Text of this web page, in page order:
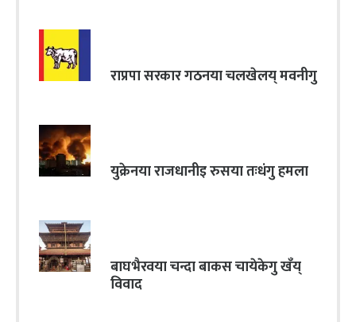
राप्रपा सरकार गठनया चलखेलय् मवनीगु
युक्रेनया राजधानीइ रुसया तःधंगु हमला
बाघभैरवया चन्दा बाकस चायेकेगु खँय्
विवाद